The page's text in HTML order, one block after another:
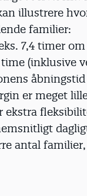
illustrere
familier:
7,4 timer
(inklusive
er meget
antal